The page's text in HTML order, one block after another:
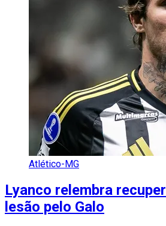
Atlético-MG
Lyanco relembra
lesão pelo Galo